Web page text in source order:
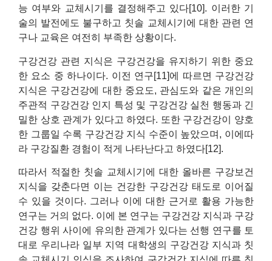
능 여부와 교체시기를 결정해주고 있다[10]. 이러한 기
술의 발전에도 불구하고 칫솔 교체시기에 대한 관련 연
구나 교육은 여전히 부족한 상황이다.
구강건강 관련 지식은 구강건강을 유지하기 위한 중요
한 요소 중 하나이다. 이전 연구[11]에 따르면 구강건강
지식은 구강건강에 대한 중요도, 관심도와 같은 개인의
주관적 구강건강 인지 특성 및 구강건강 실천 행동과 긴
밀한 상호 관계가 있다고 하였다. 또한 구강건강이 양호
한 그룹일 수록 구강건강 지식 수준이 높았으며, 이에따
라 구강질환 경험이 적게 나타난다고 하였다[12].
따라서 적절한 칫솔 교체시기에 대한 올바른 구강보건
지식을 갖춘다면 이는 건강한 구강건강 태도로 이어질
수 있을 것이다. 그러나 이에 대한 근거로 활용 가능한
연구는 거의 없다. 이에 본 연구는 구강건강 지식과 구강
건강 행위 사이에 유의한 관계가 있다는 선행 연구를 토
대로 우리나라 일부 지역 대학생의 구강건강 지식과 칫